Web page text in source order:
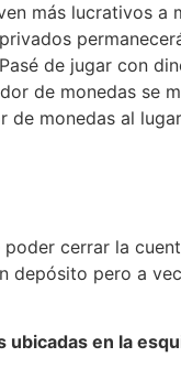
más lucrativos a
de jugar con
de monedas se
monedas al
cerrar la
depósito pero a
en la